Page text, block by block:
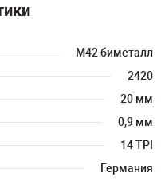
M42 биметалл
2420
20 мм
0,9 мм
14 TPI
Германия